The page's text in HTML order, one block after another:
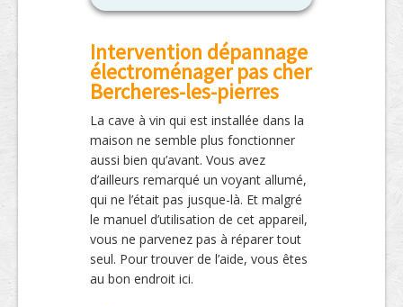
Intervention dépannage
électroménager pas cher
Bercheres-les-pierres
La cave à vin qui est installée dans la
maison ne semble plus fonctionner
aussi bien qu’avant. Vous avez
d’ailleurs remarqué un voyant allumé,
qui ne l’était pas jusque-là. Et malgré
le manuel d’utilisation de cet appareil,
vous ne parvenez pas à réparer tout
seul. Pour trouver de l’aide, vous êtes
au bon endroit ici.